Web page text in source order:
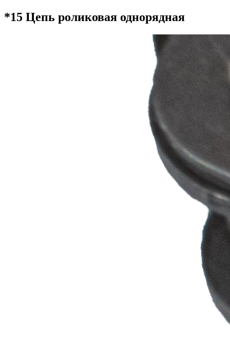
*15 Цепь роликовая однорядная